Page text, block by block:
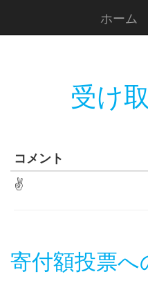
ホーム
受け
コメント
✌
寄付額投票へ